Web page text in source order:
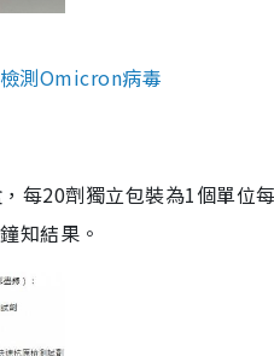
測Omicron病毒
每20劑獨立包裝為1個單位
知結果。